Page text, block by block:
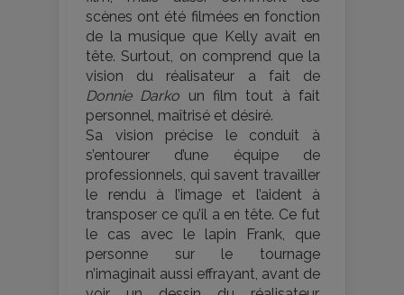
scènes ont été filmées en fonction
de la musique que Kelly avait en
tête. Surtout, on comprend que la
vision du réalisateur a fait de
Donnie Darko un film tout à fait
personnel, maîtrisé et désiré.
Sa vision précise le conduit à
s’entourer d’une équipe de
professionnels, qui savent travailler
le rendu à l’image et l’aident à
transposer ce qu’il a en tête. Ce fut
le cas avec le lapin Frank, que
personne sur le tournage
n’imaginait aussi effrayant, avant de